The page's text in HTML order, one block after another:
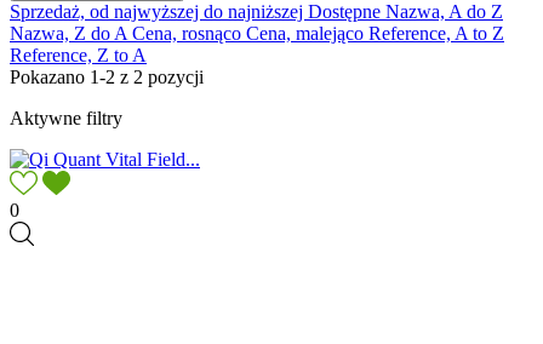
Sprzedaż, od najwyższej do najniższej Dostępne Nazwa, A do Z
Nazwa, Z do A Cena, rosnąco Cena, malejąco Reference, A to Z
Reference, Z to A
Pokazano 1-2 z 2 pozycji
Aktywne filtry
0